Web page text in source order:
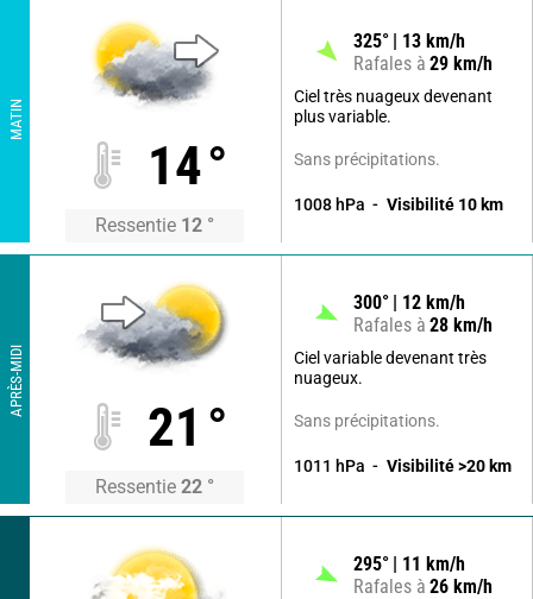
MATIN
14°
Ressentie 12 °
325° 13 km/h
Rafales à 29 km/h
Ciel très nuageux devenant
plus variable.
Sans précipitations.
1008 hPa Visibilité 10 km
APRÈS-MIDI
21 °
Ressentie 22 °
300° 12 km/h
Rafales à 28 km/h
Ciel variable devenant très
nuageux.
Sans précipitations.
1011 hPa Visibilité >20 km
295° 11 km/h
Rafales à 26 km/h